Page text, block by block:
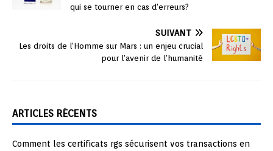
qui se tourner en cas d’erreurs?
SUIVANT
Les droits de l’Homme sur Mars : un enjeu crucial
pour l’avenir de l’humanité
ARTICLES RÉCENTS
Comment les certificats rgs sécurisent vos transactions en